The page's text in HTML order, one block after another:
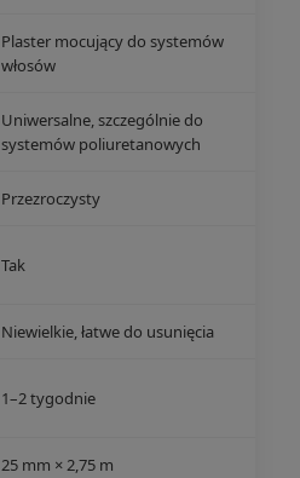
Plaster mocujący do systemów
włosów
Uniwersalne, szczególnie do
systemów poliuretanowych
Przezroczysty
Tak
Niewielkie, łatwe do usunięcia
1–2 tygodnie
25 mm × 2,75 m